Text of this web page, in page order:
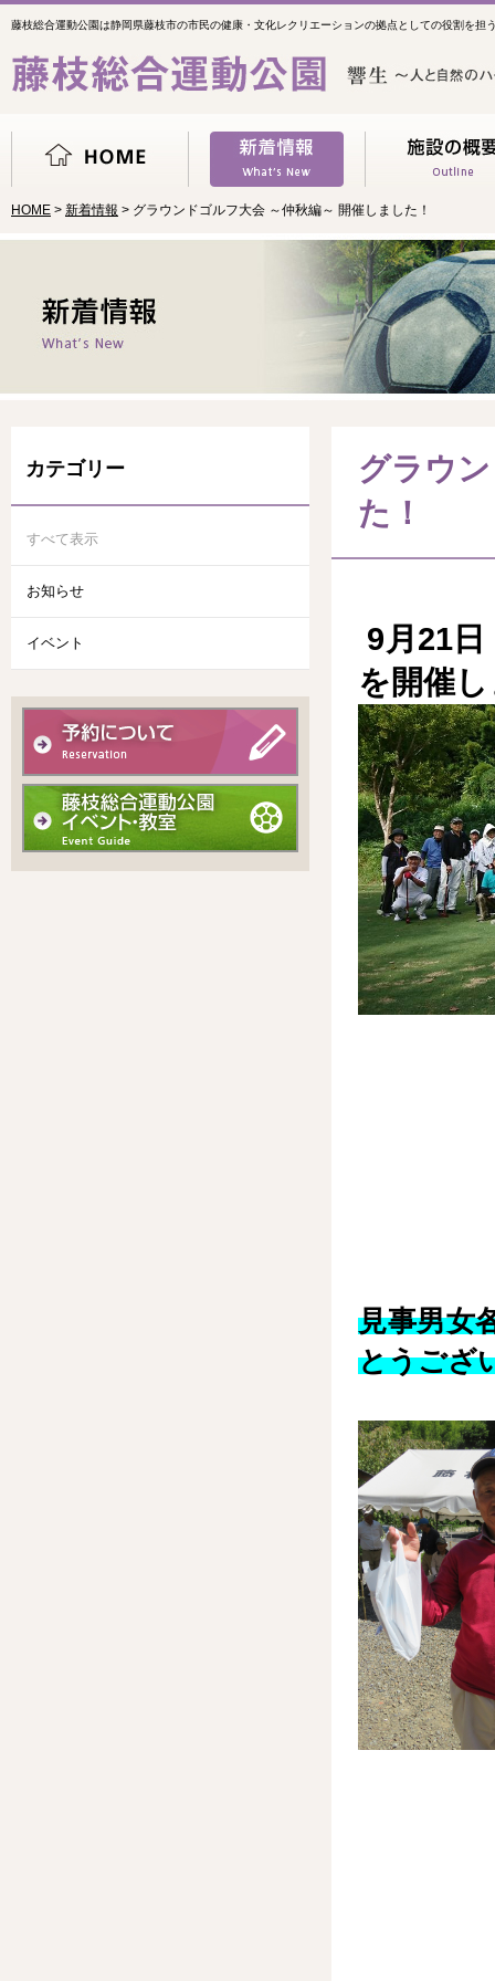
藤枝総合運動公園は静岡県藤枝市の市民の健康・文化レクリエーションの拠点としての役割を担
HOME > 新着情報 > グラウンドゴルフ大会 ～仲秋編～ 開催しました！
グラウ
た！
9月21
を開催
見事男女
とうござ
カテゴリー
すべて表示
お知らせ
イベント